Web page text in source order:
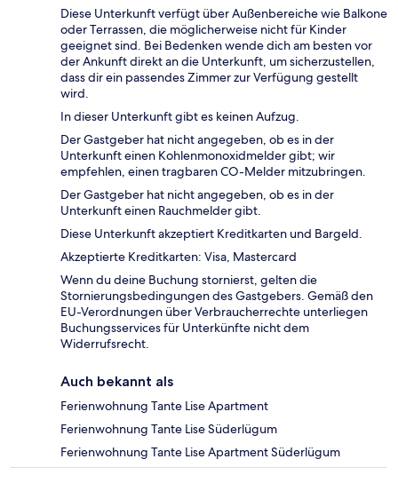
Diese Unterkunft verfügt über Außenbereiche wie Balkone
oder Terrassen, die möglicherweise nicht für Kinder
geeignet sind. Bei Bedenken wende dich am besten vor
der Ankunft direkt an die Unterkunft, um sicherzustellen,
dass dir ein passendes Zimmer zur Verfügung gestellt
wird.
In dieser Unterkunft gibt es keinen Aufzug.
Der Gastgeber hat nicht angegeben, ob es in der
Unterkunft einen Kohlenmonoxidmelder gibt; wir
empfehlen, einen tragbaren CO-Melder mitzubringen.
Der Gastgeber hat nicht angegeben, ob es in der
Unterkunft einen Rauchmelder gibt.
Diese Unterkunft akzeptiert Kreditkarten und Bargeld.
Akzeptierte Kreditkarten: Visa, Mastercard
Wenn du deine Buchung stornierst, gelten die
Stornierungsbedingungen des Gastgebers. Gemäß den
EU-Verordnungen über Verbraucherrechte unterliegen
Buchungsservices für Unterkünfte nicht dem
Widerrufsrecht.
Auch bekannt als
Ferienwohnung Tante Lise Apartment
Ferienwohnung Tante Lise Süderlügum
Ferienwohnung Tante Lise Apartment Süderlügum